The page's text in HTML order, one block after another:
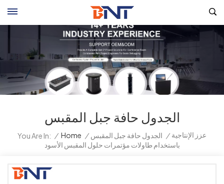
الجدول حافة جبل المقبس
You Are In: / Home / الجدول حافة جبل المقبس / عزز الإنتاجية
باستخدام طاولات مؤتمرات حلول المقبس الأسود